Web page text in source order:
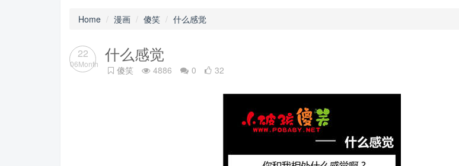
Home 漫画 傻笑 什么感觉
22
06Month 什么感觉
傻笑 4886 0 32